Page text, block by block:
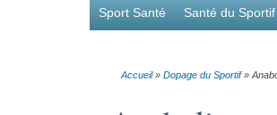
Sport Santé Santé du Sportif
Accueil» Dopage du Sportif»